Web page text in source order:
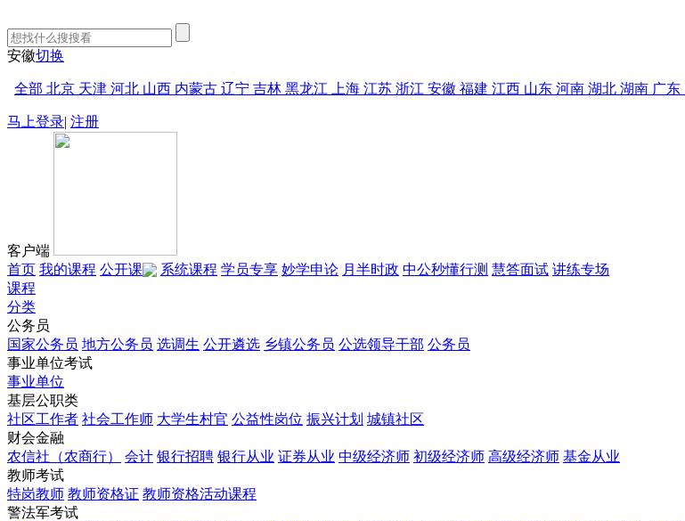
安徽切换
全部 北京 天津 河北 山西 内蒙古 辽宁 吉林 黑龙江 上海 江苏 浙江 安徽 福建 江西 山东 河南 湖北 湖南 广东
马上登录| 注册
客户端
首页 我的课程 公开课 系统课程 学员专享 妙学申论 月半时政 中公秒懂行测 慧答面试 讲练专场
课程
分类
公务员
国家公务员 地方公务员 选调生 公开遴选 乡镇公务员 公选领导干部 公务员
事业单位考试
事业单位
基层公职类
社区工作者 社会工作师 大学生村官 公益性岗位 振兴计划 城镇社区
财会金融
农信社（农商行）
会计 银行招聘 银行从业 证券从业 中级经济师 初级经济师 高级经济师 基金从业
教师考试
特岗教师 教师资格证 教师资格活动课程
警法军考试